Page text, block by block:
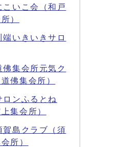
こいこ会（和戸
）
端いきいきサロ
佛集会所元気ク
佛集会所）
ロンふるとね
上集会所）
賀島クラブ（須
所）